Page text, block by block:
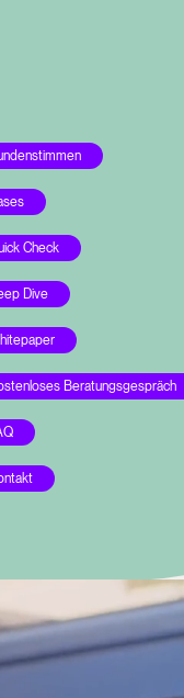
Check
Dive
Beratungsgespräch